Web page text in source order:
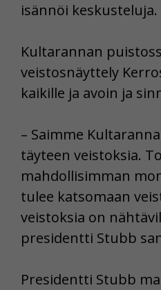
isännöi keskusteluja.
Kultarannan
veistosnäyttely
kaikille ja avoin ja
– Saimme
täyteen veistoksia.
mahdollisimman
tulee katsomaan
veistoksia on
presidentti Stubb
Presidentti Stubb